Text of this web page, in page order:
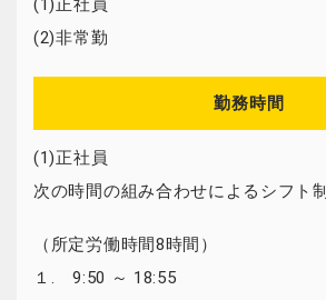
(1)正社員
(2)非常勤
勤務時間
(1)正社員
次の時間の組み合わせによるシフト制
（所定労働時間8時間）
１. 9:50 ～ 18:55